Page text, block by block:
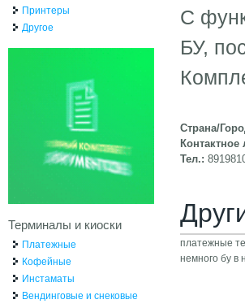
С
БУ,
Страна/
Контактное
Тел.:
платежные
немного бу в
Принтеры
Другое
Терминалы и киоски
Платежные
Кофейные
Инстаматы
Вендинговые и снековые